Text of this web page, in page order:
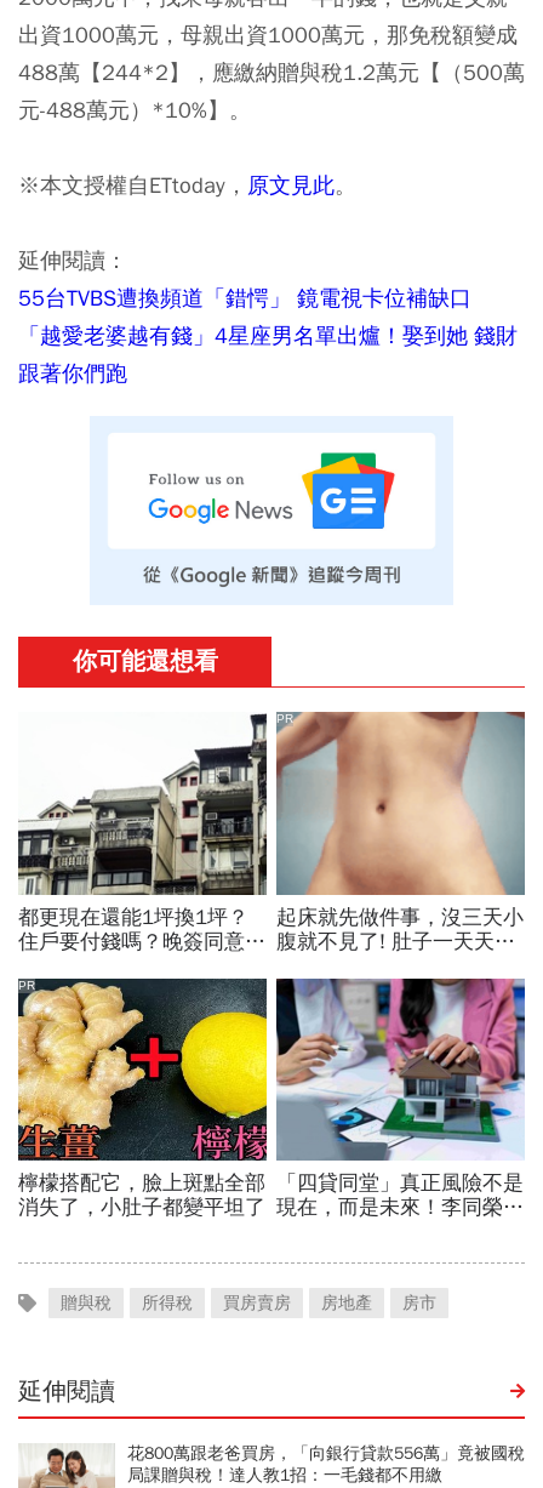
出資1000萬元，母親出資1000萬元，那免稅額變成
488萬【244*2】，應繳納贈與稅1.2萬元【（500萬
元-488萬元）*10%】。
※本文授權自ETtoday， 原文見此。
延伸閱讀：
55台TVBS遭換頻道「錯愕」 鏡電視卡位補缺口
「越愛老婆越有錢」4星座男名單出爐！娶到她 錢財
跟著你們跑
贈與稅 所得稅 買房賣房 房地產 房市
延伸閱讀
花800萬跟老爸買房，「向銀行貸款556萬」竟被國稅
局課贈與稅！達人教1招：一毛錢都不用繳